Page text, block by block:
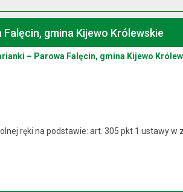
gmina Kijewo Królewskie
– Parowa Falęcin, gmina Kijewo
ręki na podstawie: art. 305 pkt 1 ustawy w